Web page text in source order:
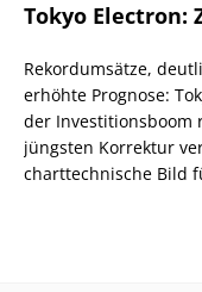
Tokyo Electron:
Rekordumsätze,
erhöhte Prognose:
der Investitionsboom
jüngsten Korrektur
charttechnische Bild